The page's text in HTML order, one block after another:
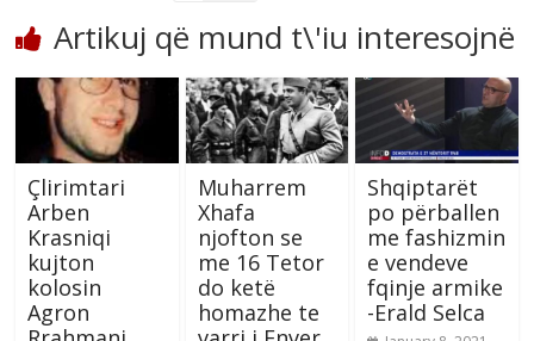
Artikuj që mund t\'iu interesojnë
Çlirimtari
Arben
Krasniqi
kujton
kolosin
Agron
Muharrem
Xhafa
njofton se
me 16 Tetor
do ketë
homazhe te
Shqiptarët
po përballen
me fashizmin
e vendeve
fqinje armike
-Erald Selca